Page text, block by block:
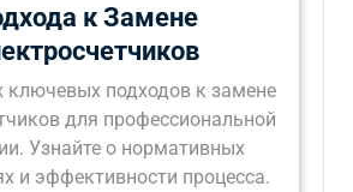
к Замене
ключевых подходов к замене
для профессиональной
Узнайте о нормативных
и эффективности процесса.